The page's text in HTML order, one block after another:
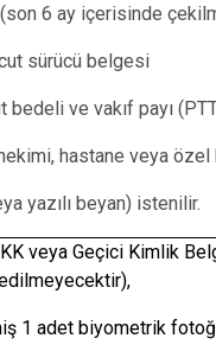
6 ay içerisinde
sürücü belgesi
ve vakıf payı
hastane veya
yazılı beyan) istenilir.
veya Geçici Kimlik
1 adet biyometrik